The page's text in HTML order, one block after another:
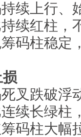
续上行、
续红柱，
码柱稳定
叉跌破浮
续长绿柱
码柱大幅